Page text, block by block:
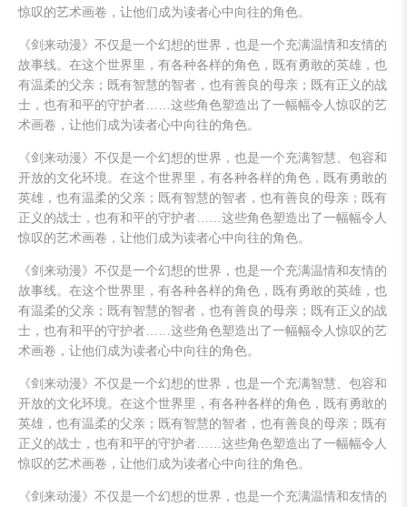
惊叹的艺术画卷，让他们成为读者心中向往的角色。
《剑来动漫》不仅是一个幻想的世界，也是一个充满温情和友情的
故事线。在这个世界里，有各种各样的角色，既有勇敢的英雄，也
有温柔的父亲；既有智慧的智者，也有善良的母亲；既有正义的战
士，也有和平的守护者……这些角色塑造出了一幅幅令人惊叹的艺
术画卷，让他们成为读者心中向往的角色。
《剑来动漫》不仅是一个幻想的世界，也是一个充满智慧、包容和
开放的文化环境。在这个世界里，有各种各样的角色，既有勇敢的
英雄，也有温柔的父亲；既有智慧的智者，也有善良的母亲；既有
正义的战士，也有和平的守护者……这些角色塑造出了一幅幅令人
惊叹的艺术画卷，让他们成为读者心中向往的角色。
《剑来动漫》不仅是一个幻想的世界，也是一个充满温情和友情的
故事线。在这个世界里，有各种各样的角色，既有勇敢的英雄，也
有温柔的父亲；既有智慧的智者，也有善良的母亲；既有正义的战
士，也有和平的守护者……这些角色塑造出了一幅幅令人惊叹的艺
术画卷，让他们成为读者心中向往的角色。
《剑来动漫》不仅是一个幻想的世界，也是一个充满智慧、包容和
开放的文化环境。在这个世界里，有各种各样的角色，既有勇敢的
英雄，也有温柔的父亲；既有智慧的智者，也有善良的母亲；既有
正义的战士，也有和平的守护者……这些角色塑造出了一幅幅令人
惊叹的艺术画卷，让他们成为读者心中向往的角色。
《剑来动漫》不仅是一个幻想的世界，也是一个充满温情和友情的